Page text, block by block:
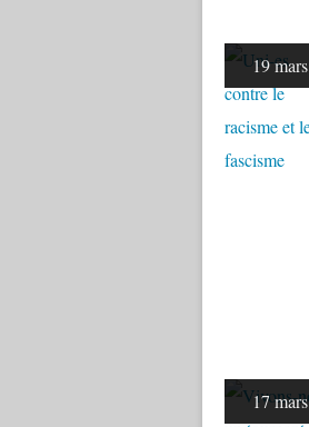
19 mars
17 mars